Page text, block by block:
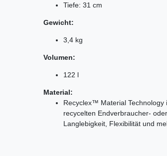
Tiefe: 31 cm
Gewicht:
3,4 kg
Volumen:
122 l
Material:
Recyclex™ Material Technology
recycelten Endverbraucher-
Langlebigkeit, Flexibilität und